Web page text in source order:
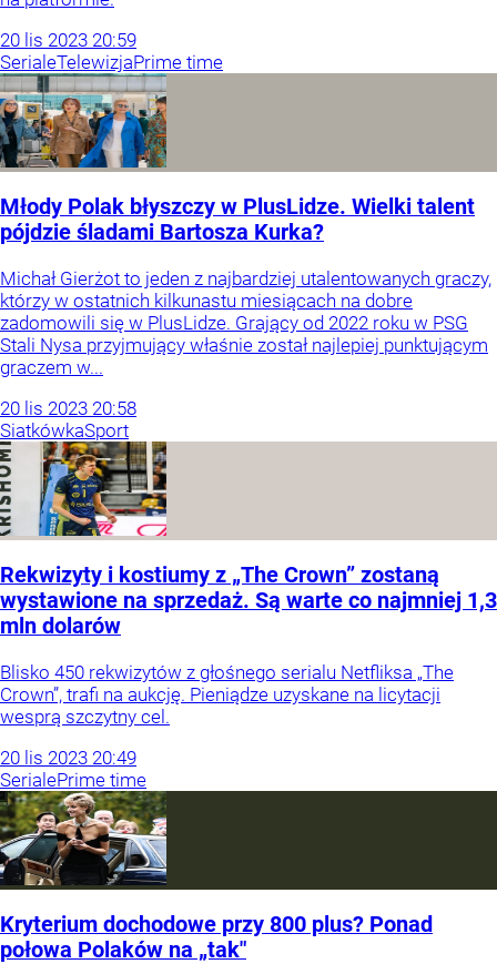
20 lis 2023 20:59
SerialeTelewizjaPrime time
Młody Polak błyszczy w PlusLidze. Wielki talent
pójdzie śladami Bartosza Kurka?
Michał Gierżot to jeden z najbardziej utalentowanych graczy,
którzy w ostatnich kilkunastu miesiącach na dobre
zadomowili się w PlusLidze. Grający od 2022 roku w PSG
Stali Nysa przyjmujący właśnie został najlepiej punktującym
graczem w...
20 lis 2023 20:58
SiatkówkaSport
Rekwizyty i kostiumy z „The Crown” zostaną
wystawione na sprzedaż. Są warte co najmniej 1,3
mln dolarów
Blisko 450 rekwizytów z głośnego serialu Netfliksa „The
Crown”, trafi na aukcję. Pieniądze uzyskane na licytacji
wesprą szczytny cel.
20 lis 2023 20:49
SerialePrime time
Kryterium dochodowe przy 800 plus? Ponad
połowa Polaków na „tak"